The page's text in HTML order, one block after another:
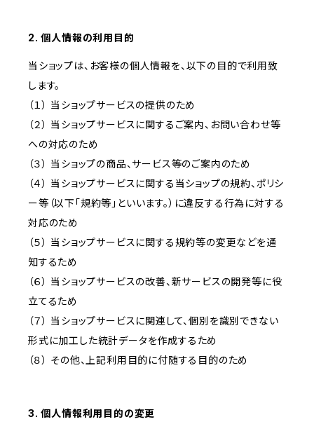
2. 個人情報の利用目的
当ショップは、お客様の個人情報を、以下の目的で利用致
します。
（１） 当ショップサービスの提供のため
（２） 当ショップサービスに関するご案内、お問い合わせ等
への対応のため
（３） 当ショップの商品、サービス等のご案内のため
（４） 当ショップサービスに関する当ショップの規約、ポリシ
ー等（以下「規約等」といいます。）に違反する行為に対する
対応のため
（５） 当ショップサービスに関する規約等の変更などを通
知するため
（６） 当ショップサービスの改善、新サービスの開発等に役
立てるため
（７） 当ショップサービスに関連して、個別を識別できない
形式に加工した統計データを作成するため
（８） その他、上記利用目的に付随する目的のため
3. 個人情報利用目的の変更